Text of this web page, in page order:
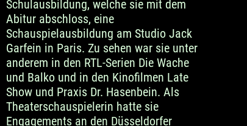
Schulausbildung, welche sie mit dem
Abitur abschloss, eine
Schauspielausbildung am Studio Jack
Garfein in Paris. Zu sehen war sie unter
anderem in den RTL-Serien Die Wache
und Balko und in den Kinofilmen Late
Show und Praxis Dr. Hasenbein. Als
Theaterschauspielerin hatte sie
Engagements an den Düsseldorfer